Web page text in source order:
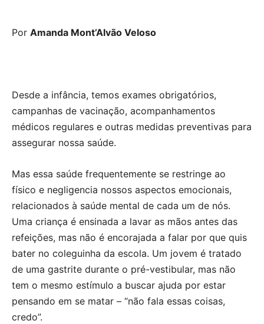
Por Amanda Mont’Alvão Veloso
Desde a infância, temos exames obrigatórios,
campanhas de vacinação, acompanhamentos
médicos regulares e outras medidas preventivas para
assegurar nossa saúde.
Mas essa saúde frequentemente se restringe ao
físico e negligencia nossos aspectos emocionais,
relacionados à saúde mental de cada um de nós.
Uma criança é ensinada a lavar as mãos antes das
refeições, mas não é encorajada a falar por que quis
bater no coleguinha da escola. Um jovem é tratado
de uma gastrite durante o pré-vestibular, mas não
tem o mesmo estímulo a buscar ajuda por estar
pensando em se matar – “não fala essas coisas,
credo”.